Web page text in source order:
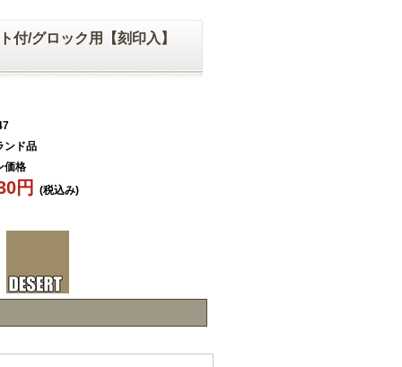
/グロック用【刻印入】
ンド品
価格
円
(税込み)